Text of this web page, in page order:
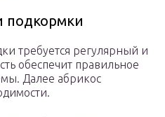
подкормки
требуется регулярный и
обеспечит правильное
Далее абрикос